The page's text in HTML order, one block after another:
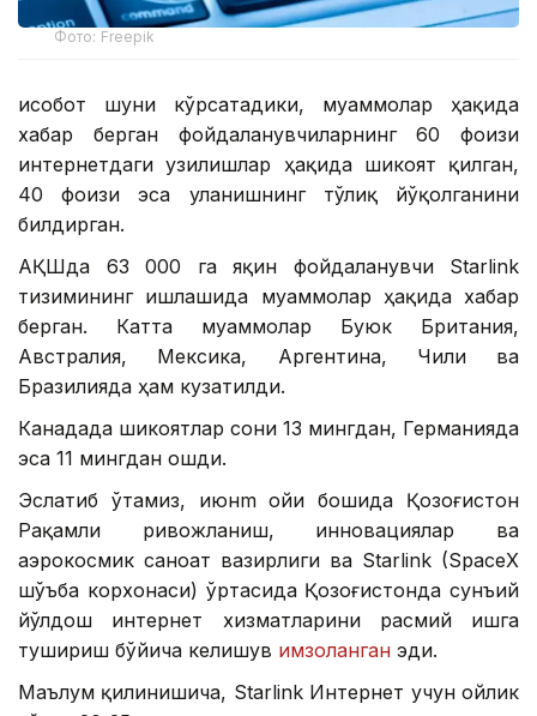
Фото: Freepik
Ҳисобот шуни кўрсатадики, муаммолар ҳақида
хабар берган фойдаланувчиларнинг 60 фоизи
интернетдаги узилишлар ҳақида шикоят қилган,
40 фоизи эса уланишнинг тўлиқ йўқолганини
билдирган.
АҚШда 63 000 га яқин фойдаланувчи Starlink
тизимининг ишлашида муаммолар ҳақида хабар
берган. Катта муаммолар Буюк Британия,
Австралия, Мексика, Аргентина, Чили ва
Бразилияда ҳам кузатилди.
Канадада шикоятлар сони 13 мингдан, Германияда
эса 11 мингдан ошди.
Эслатиб ўтамиз, июнm ойи бошида Қозоғистон
Рақамли ривожланиш, инновациялар ва
аэрокосмик саноат вазирлиги ва Starlink (SpaceX
шўъба корхонаси) ўртасида Қозоғистонда сунъий
йўлдош интернет хизматларини расмий ишга
тушириш бўйича келишув имзоланган эди.
Маълум қилинишича, Starlink Интернет учун ойлик